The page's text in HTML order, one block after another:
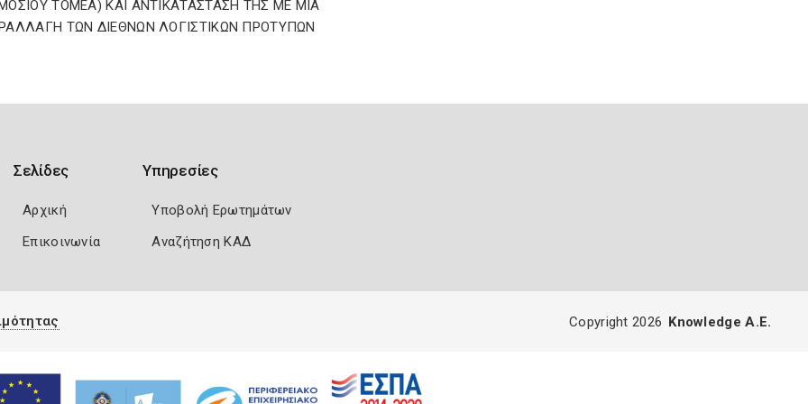
ΤΟΜΕΑ) ΚΑΙ ΑΝΤΙΚΑΤΑΣΤΑΣΗ ΤΗΣ ΜΕ ΜΙΑ
ΤΩΝ ΔΙΕΘΝΩΝ ΛΟΓΙΣΤΙΚΩΝ ΠΡΟΤΥΠΩΝ
Σελίδες
Αρχική
Επικοινωνία
Υπηρεσίες
Υποβολή Ερωτημάτων
Αναζήτηση ΚΑΔ
Copyright 2026 Knowledge A.E.